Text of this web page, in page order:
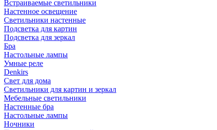
Встраиваемые светильники
Настенное освещение
Светильники настенные
Подсветка для картин
Подсветка для зеркал
Бра
Настольные лампы
Умные реле
Denkirs
Свет для дома
Светильники для картин и зеркал
Мебельные светильники
Настенные бра
Настольные лампы
Ночники